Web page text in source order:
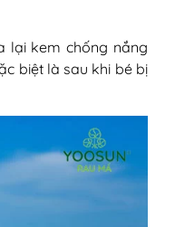
lại kem chống nắng
biệt là sau khi bé bị